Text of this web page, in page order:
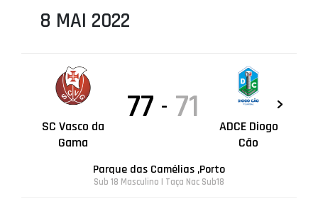
8 MAI 2022
SC Vasco da
Gama
77 - 71
ADCE Diogo
Cão
Parque das Camélias ,Porto
Sub 18 Masculino | Taça Nac Sub18